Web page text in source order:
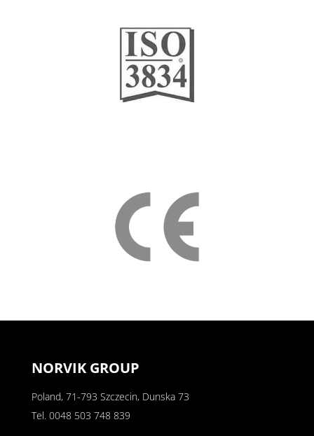
NORVIK GROUP
Poland, 71-793 Szczecin, Dunska 73
Tel. 0048 503 748 839